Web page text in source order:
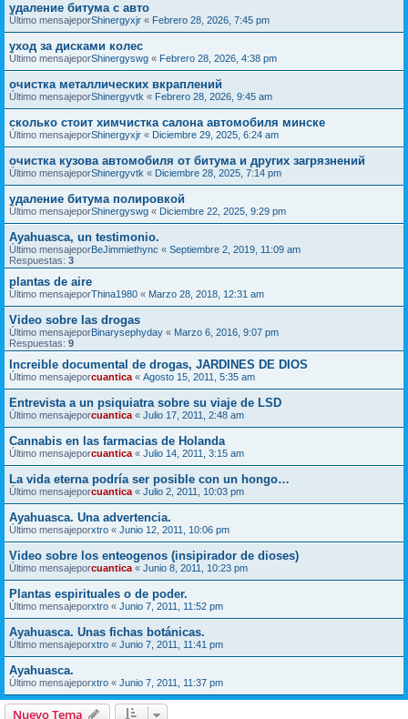
удаление битума с авто
Último mensajeporShinergyxjr « Febrero 28, 2026, 7:45 pm
уход за дисками колес
Último mensajeporShinergyswg « Febrero 28, 2026, 4:38 pm
очистка металлических вкраплений
Último mensajeporShinergyvtk « Febrero 28, 2026, 9:45 am
сколько стоит химчистка салона автомобиля минске
Último mensajeporShinergyxjr « Diciembre 29, 2025, 6:24 am
очистка кузова автомобиля от битума и других загрязнений
Último mensajeporShinergyvtk « Diciembre 28, 2025, 7:14 pm
удаление битума полировкой
Último mensajeporShinergyswg « Diciembre 22, 2025, 9:29 pm
Ayahuasca, un testimonio.
Último mensajeporBeJimmiethync « Septiembre 2, 2019, 11:09 am
Respuestas: 3
plantas de aire
Último mensajeporThina1980 « Marzo 28, 2018, 12:31 am
Video sobre las drogas
Último mensajeporBinarysephyday « Marzo 6, 2016, 9:07 pm
Respuestas: 9
Increible documental de drogas, JARDINES DE DIOS
Último mensajeporcuantica « Agosto 15, 2011, 5:35 am
Entrevista a un psiquiatra sobre su viaje de LSD
Último mensajeporcuantica « Julio 17, 2011, 2:48 am
Cannabis en las farmacias de Holanda
Último mensajeporcuantica « Julio 14, 2011, 3:15 am
La vida eterna podría ser posible con un hongo…
Último mensajeporcuantica « Julio 2, 2011, 10:03 pm
Ayahuasca. Una advertencia.
Último mensajeporxtro « Junio 12, 2011, 10:06 pm
Video sobre los enteogenos (insipirador de dioses)
Último mensajeporcuantica « Junio 8, 2011, 10:23 pm
Plantas espirituales o de poder.
Último mensajeporxtro « Junio 7, 2011, 11:52 pm
Ayahuasca. Unas fichas botánicas.
Último mensajeporxtro « Junio 7, 2011, 11:41 pm
Ayahuasca.
Último mensajeporxtro « Junio 7, 2011, 11:37 pm
Nuevo Tema